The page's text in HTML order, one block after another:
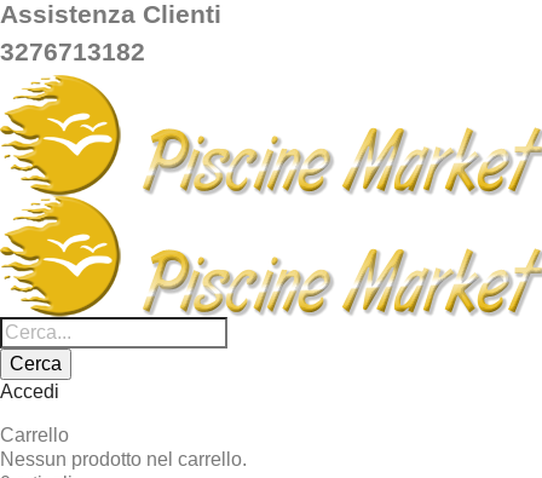
Assistenza Clienti
3276713182
Cerca
Accedi
Carrello
Nessun prodotto nel carrello.